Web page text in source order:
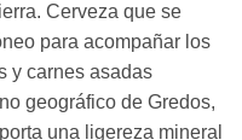
Cerveza que se
para acompañar los
y carnes asadas
geográfico de Gredos,
una ligereza mineral